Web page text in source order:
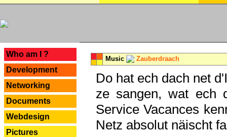
Who am I ?
Development
Networking
Documents
Webdesign
Pictures
Music Zauberdraach
Do hat ech dach net
ze sangen, wat ech
Service Vacances
Netz absolut näischt